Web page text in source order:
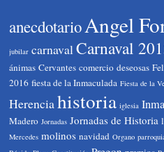
anecdotarioAngel
jubilar carnavalCarnaval
ánimas Cervantes comercio deseosas
2016 fiesta de la Inmaculada Fiesta de la
Herenciahistoria iglesia
Madero Jornadas Jornadas de Historia
Mercedes molinos navidad Organo